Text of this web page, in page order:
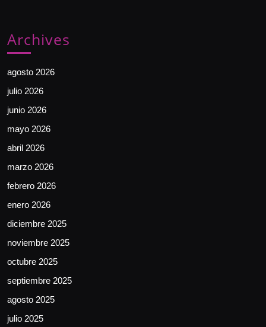
Archives
agosto 2026
julio 2026
junio 2026
mayo 2026
abril 2026
marzo 2026
febrero 2026
enero 2026
diciembre 2025
noviembre 2025
octubre 2025
septiembre 2025
agosto 2025
julio 2025